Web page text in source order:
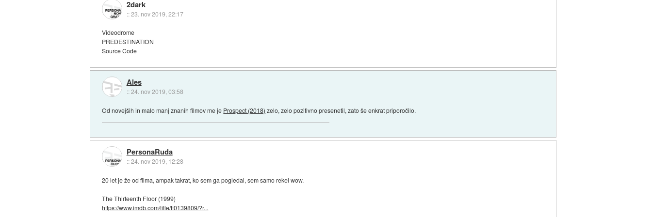
2dark
::23. nov 2019, 22:17
Videodrome
PREDESTINATION
Source Code
Ales
::24. nov 2019, 03:58
Od novejših in malo manj znanih filmov me je Prospect (2018) zelo, zelo pozitivno presenetil, zato še enkrat priporočilo.
PersonaRuda
::24. nov 2019, 12:28
20 let je že od filma, ampak takrat, ko sem ga pogledal, sem samo rekel wow.
The Thirteenth Floor (1999)
https://www.imdb.com/title/tt0139809/?r...